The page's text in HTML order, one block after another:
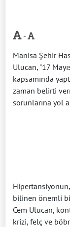
-
Manisa Şehir
Ulucan, "17
kapsamında
zaman belirti
sorunlarına yol
bilinen önemli
Cem Ulucan,
krizi, felç ve